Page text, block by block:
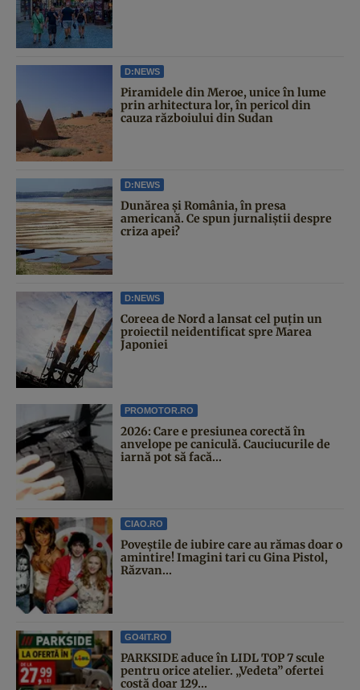
D:NEWS
Piramidele din Meroe, unice în lume
prin arhitectura lor, în pericol din
cauza războiului din Sudan
D:NEWS
Dunărea și România, în presa
americană. Ce spun jurnaliștii despre
criza apei?
D:NEWS
Coreea de Nord a lansat cel puțin un
proiectil neidentificat spre Marea
Japoniei
PROMOTOR.RO
2026: Care e presiunea corectă în
anvelope pe caniculă. Cauciucurile de
iarnă pot să facă...
CIAO.RO
Poveştile de iubire care au rămas doar o
amintire! Imagini tari cu Gina Pistol,
Răzvan...
GO4IT.RO
PARKSIDE aduce în LIDL TOP 7 scule
pentru orice atelier. „Vedeta” ofertei
costă doar 129...